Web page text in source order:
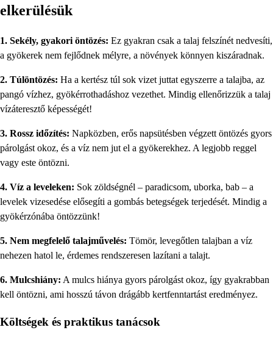
elkerülésük
1. Sekély, gyakori öntözés: Ez gyakran csak a talaj felszínét nedvesíti,
a gyökerek nem fejlődnek mélyre, a növények könnyen kiszáradnak.
2. Túlöntözés: Ha a kertész túl sok vizet juttat egyszerre a talajba, az
pangó vízhez, gyökérrothadáshoz vezethet. Mindig ellenőrizzük a talaj
vízáteresztő képességét!
3. Rossz időzítés: Napközben, erős napsütésben végzett öntözés gyors
párolgást okoz, és a víz nem jut el a gyökerekhez. A legjobb reggel
vagy este öntözni.
4. Víz a leveleken: Sok zöldségnél – paradicsom, uborka, bab – a
levelek vizesedése elősegíti a gombás betegségek terjedését. Mindig a
gyökérzónába öntözzünk!
5. Nem megfelelő talajművelés: Tömör, levegőtlen talajban a víz
nehezen hatol le, érdemes rendszeresen lazítani a talajt.
6. Mulcshiány: A mulcs hiánya gyors párolgást okoz, így gyakrabban
kell öntözni, ami hosszú távon drágább kertfenntartást eredményez.
Költségek és praktikus tanácsok